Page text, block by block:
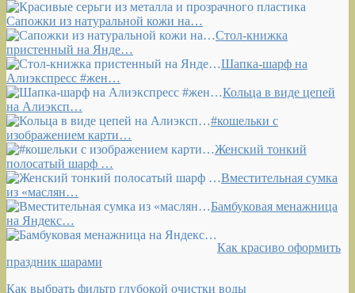
Сапожки из натуральной кожи на…
Стол-книжка
пристенный на Янде…
Шапка-шарф на
Алиэкспресс #жен…
Кольца в виде цепей
на Алиэксп…
#кошельки с
изображением карти…
Женский тонкий
полосатый шарф …
Вместительная сумка
из «маслян…
Бамбуковая менажница
на Яндекс…
Как красиво оформить
праздник шарами
Как выбрать фильтр глубокой очистки воды